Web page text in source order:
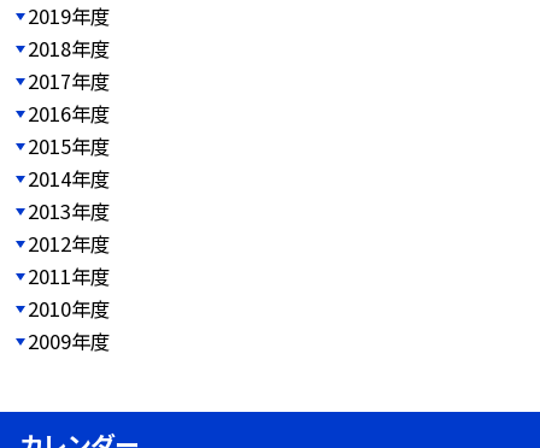
2019年度
2018年度
2017年度
2016年度
2015年度
2014年度
2013年度
2012年度
2011年度
2010年度
2009年度